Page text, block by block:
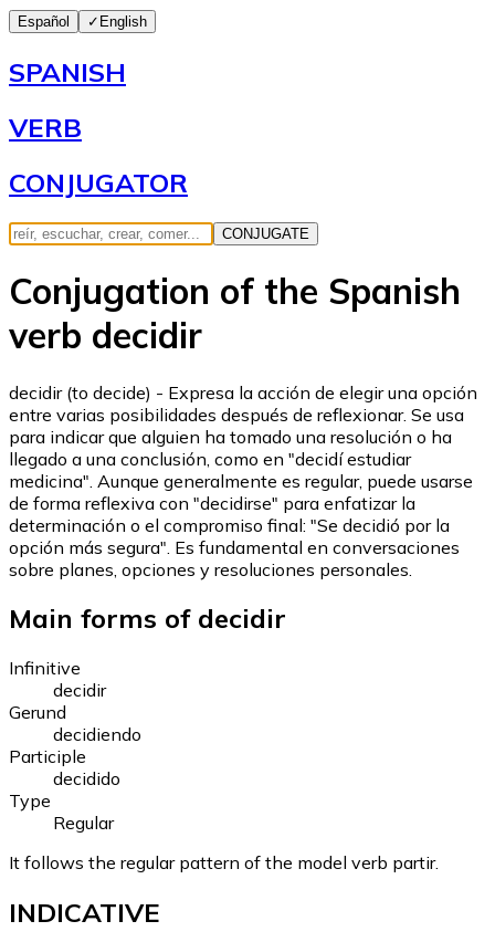
Español ✓ English
SPANISH
VERB
CONJUGATOR
CONJUGATE
Conjugation of the Spanish
verb decidir
decidir (to decide) - Expresa la acción de elegir una opción
entre varias posibilidades después de reflexionar. Se usa
para indicar que alguien ha tomado una resolución o ha
llegado a una conclusión, como en "decidí estudiar
medicina". Aunque generalmente es regular, puede usarse
de forma reflexiva con "decidirse" para enfatizar la
determinación o el compromiso final: "Se decidió por la
opción más segura". Es fundamental en conversaciones
sobre planes, opciones y resoluciones personales.
Main forms of decidir
Infinitive
decidir
Gerund
decidiendo
Participle
decidido
Type
Regular
It follows the regular pattern of the model verb partir.
INDICATIVE